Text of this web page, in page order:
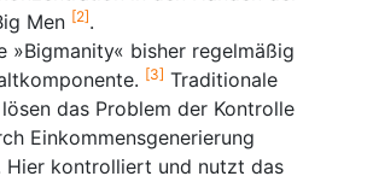
Men [2].
»Bigmanity« bisher regelmäßig
[3] Traditionale
das Problem der Kontrolle
Einkommensgenerierung
Hier kontrolliert und nutzt das